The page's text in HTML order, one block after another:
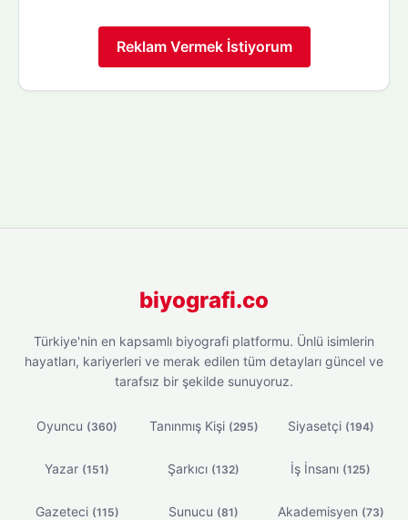
Reklam Vermek İstiyorum
biyografi.co
Türkiye'nin en kapsamlı biyografi platformu. Ünlü isimlerin
hayatları, kariyerleri ve merak edilen tüm detayları güncel ve
tarafsız bir şekilde sunuyoruz.
Oyuncu (360) Tanınmış Kişi (295) Siyasetçi (194)
Yazar (151) Şarkıcı (132) İş İnsanı (125)
Gazeteci (115) Sunucu (81) Akademisyen (73)